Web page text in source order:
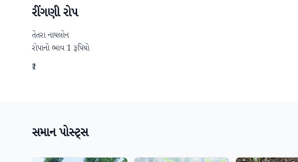
રીંગણી રોપ
તેતરા નાયલોન
રોપાનો ભાવ 1 રૂપિયો
₹1
સમાન પોસ્ટ્સ